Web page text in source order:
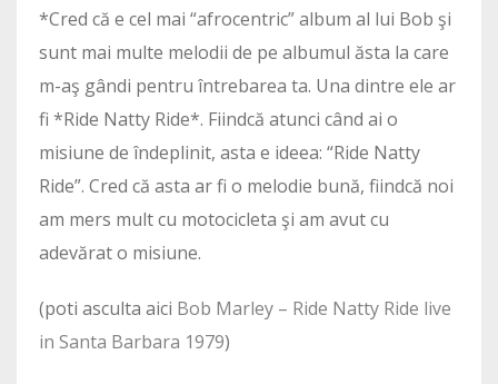
*Cred că e cel mai “afrocentric” album al lui Bob şi
sunt mai multe melodii de pe albumul ăsta la care
m-aş gândi pentru întrebarea ta. Una dintre ele ar
fi *Ride Natty Ride*. Fiindcă atunci când ai o
misiune de îndeplinit, asta e ideea: “Ride Natty
Ride”. Cred că asta ar fi o melodie bună, fiindcă noi
am mers mult cu motocicleta şi am avut cu
adevărat o misiune.
(poti asculta aici Bob Marley – Ride Natty Ride live
in Santa Barbara 1979)